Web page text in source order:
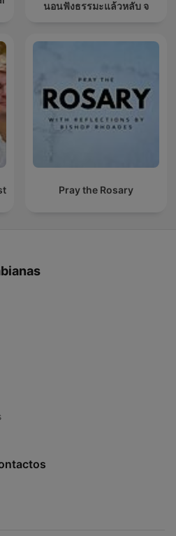
นอนฟังธรรมะแล้วหลับ จ
Pray the Rosary